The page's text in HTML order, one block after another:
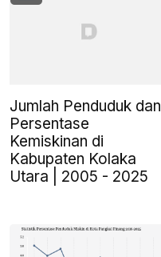
Jumlah Penduduk dan
Persentase
Kemiskinan di
Kabupaten Kolaka
Utara | 2005 - 2025